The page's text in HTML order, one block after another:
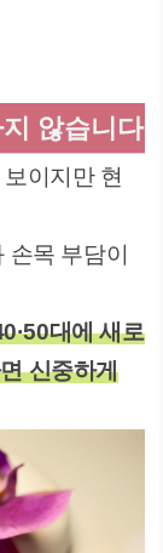
않습니다
이지만 현
목 부담이
대에 새로
신중하게